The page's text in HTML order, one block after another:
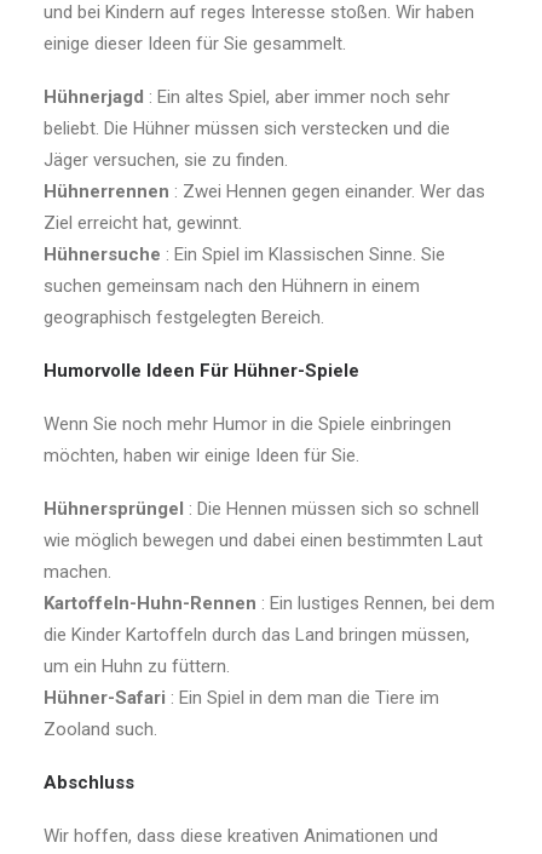
und bei Kindern auf reges Interesse stoßen. Wir haben
einige dieser Ideen für Sie gesammelt.
Hühnerjagd : Ein altes Spiel, aber immer noch sehr
beliebt. Die Hühner müssen sich verstecken und die
Jäger versuchen, sie zu finden.
Hühnerrennen : Zwei Hennen gegen einander. Wer das
Ziel erreicht hat, gewinnt.
Hühnersuche : Ein Spiel im Klassischen Sinne. Sie
suchen gemeinsam nach den Hühnern in einem
geographisch festgelegten Bereich.
Humorvolle Ideen Für Hühner-Spiele
Wenn Sie noch mehr Humor in die Spiele einbringen
möchten, haben wir einige Ideen für Sie.
Hühnersprüngel : Die Hennen müssen sich so schnell
wie möglich bewegen und dabei einen bestimmten Laut
machen.
Kartoffeln-Huhn-Rennen : Ein lustiges Rennen, bei dem
die Kinder Kartoffeln durch das Land bringen müssen,
um ein Huhn zu füttern.
Hühner-Safari : Ein Spiel in dem man die Tiere im
Zooland such.
Abschluss
Wir hoffen, dass diese kreativen Animationen und